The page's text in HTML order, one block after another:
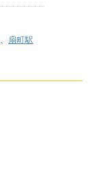
、 扇町駅